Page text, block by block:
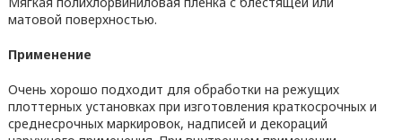
матовой поверхностью.
Применение
Очень хорошо подходит для обработки на режущих
плоттерных установках при изготовления краткосрочных и
среднесрочных маркировок, надписей и декораций